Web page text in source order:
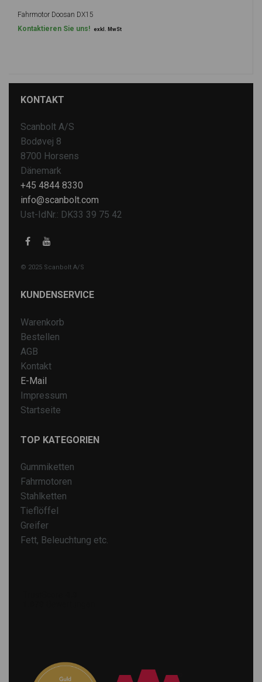
Fahrmotor Doosan DX15
Kontaktieren Sie uns! exkl. MwSt
KONTAKT
Scanbolt A/S
Bodøvej 8
8700 Horsens
Dänemark
+45 4844 8330
info@scanbolt.com
Ust-IdNr.: DK33 39 75 42
© 2025 Scanbolt A/S
KUNDENSERVICE
Warenkorb
Bestellen
AGB
Kontakt
E-Mail
Impressum
Startseite
TOP KATEGORIEN
Gummiketten
Fahrmotoren
Stahlketten
Tieflöffel
Greifer
Fett, Beleuchtung etc.